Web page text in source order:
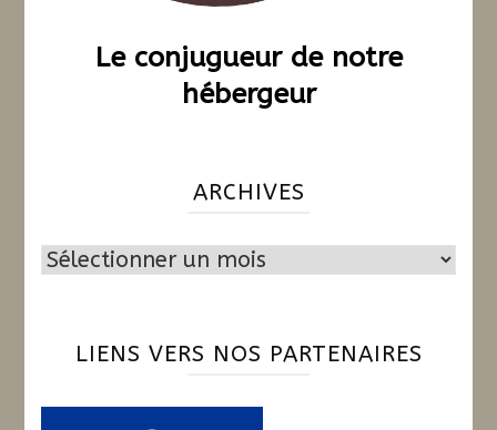
Le conjugueur de notre
hébergeur
ARCHIVES
Archives
LIENS VERS NOS PARTENAIRES